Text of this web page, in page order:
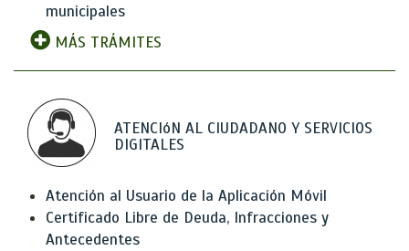
municipales
MÁS TRÁMITES
ATENCIóN AL CIUDADANO Y SERVICIOS
DIGITALES
Atención al Usuario de la Aplicación Móvil
Certificado Libre de Deuda, Infracciones y
Antecedentes